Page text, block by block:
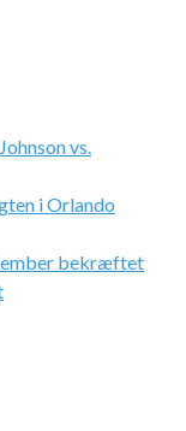
vs.
i Orlando
bekræftet